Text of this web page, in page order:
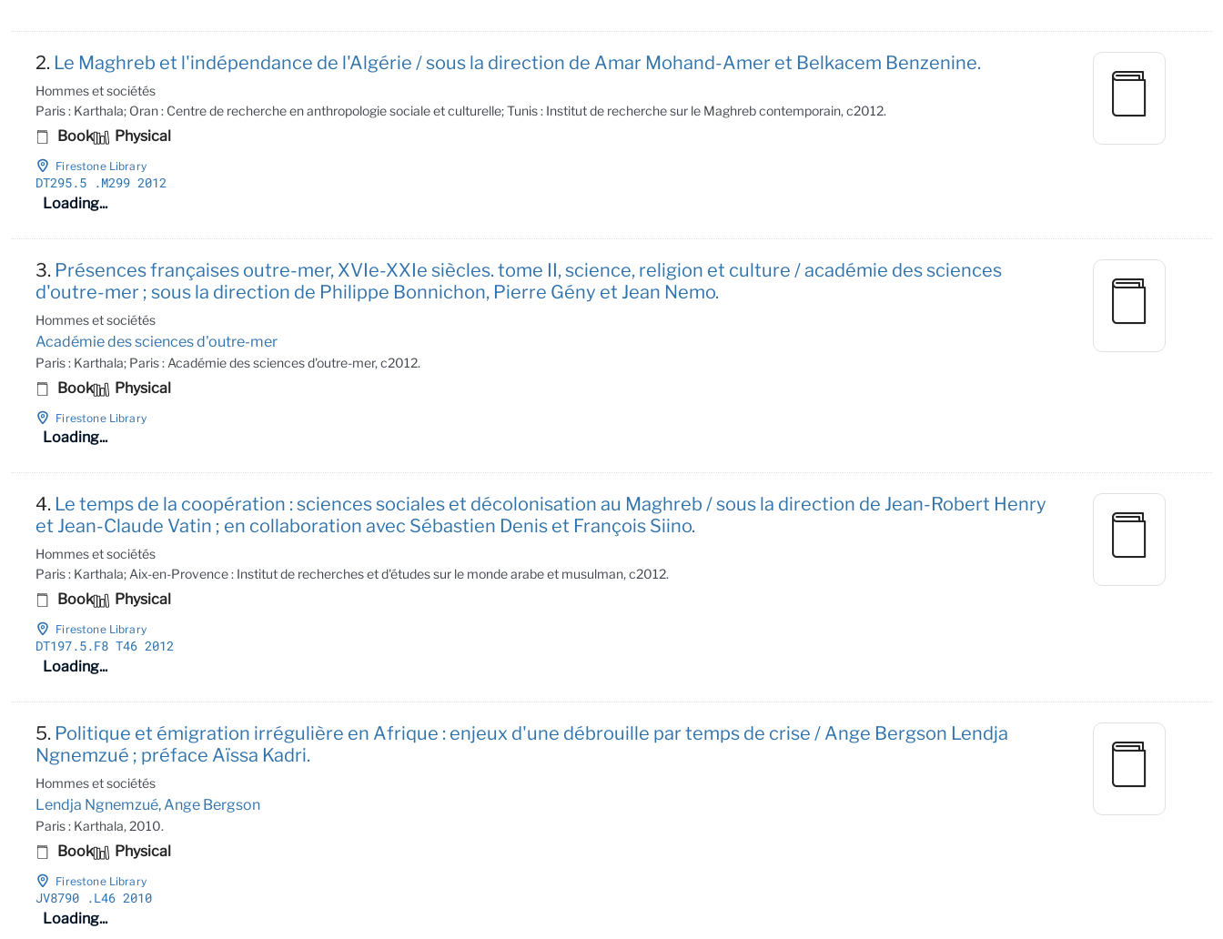
2. Le Maghreb et l'indépendance de l'Algérie / sous la direction de Amar Mohand-Amer et Belkacem Benzenine.
Hommes et sociétés
Paris : Karthala; Oran : Centre de recherche en anthropologie sociale et culturelle; Tunis : Institut de recherche sur le Maghreb contemporain, c2012.
Book Physical
Firestone Library
DT295.5 .M299 2012
Loading...
3. Présences françaises outre-mer, XVIe-XXIe siècles. tome II, science, religion et culture / académie des sciences
d'outre-mer ; sous la direction de Philippe Bonnichon, Pierre Gény et Jean Nemo.
Hommes et sociétés
Académie des sciences d'outre-mer
Paris : Karthala; Paris : Académie des sciences d'outre-mer, c2012.
Book Physical
Firestone Library
Loading...
4. Le temps de la coopération : sciences sociales et décolonisation au Maghreb / sous la direction de Jean-Robert Henry
et Jean-Claude Vatin ; en collaboration avec Sébastien Denis et François Siino.
Hommes et sociétés
Paris : Karthala; Aix-en-Provence : Institut de recherches et d'études sur le monde arabe et musulman, c2012.
Book Physical
Firestone Library
DT197.5.F8 T46 2012
Loading...
5. Politique et émigration irrégulière en Afrique : enjeux d'une débrouille par temps de crise / Ange Bergson Lendja
Ngnemzué ; préface Aïssa Kadri.
Hommes et sociétés
Lendja Ngnemzué, Ange Bergson
Paris : Karthala, 2010.
Book Physical
Firestone Library
JV8790 .L46 2010
Loading...